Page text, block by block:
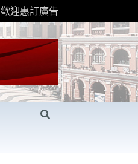
歡迎惠訂廣告